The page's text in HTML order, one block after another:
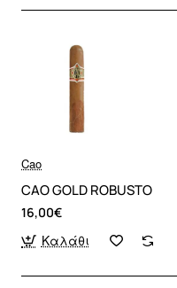
Cao
CAO GOLD ROBUSTO
16,00€
Καλάθι